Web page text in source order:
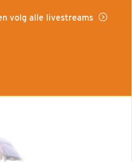
volg alle livestreams